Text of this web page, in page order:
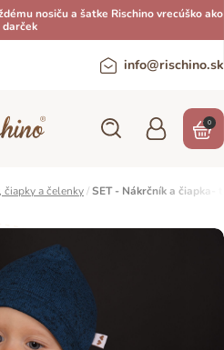
nosiču a šatke Rischino vrecúško ako
darček
info@rischino.sk
0
čiapky a čelenky/SET - Nákrčník a čiapka-